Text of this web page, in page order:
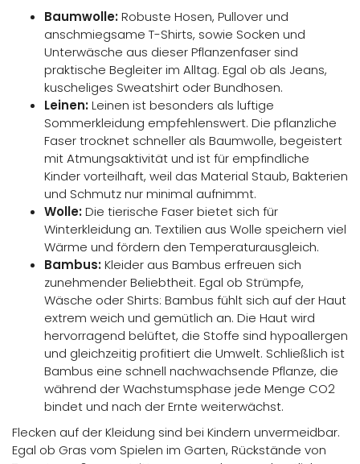
Baumwolle:Robuste Hosen, Pullover und
anschmiegsame T-Shirts, sowie Socken und
Unterwäsche aus dieser Pflanzenfaser sind
praktische Begleiter im Alltag. Egal ob als Jeans,
kuscheliges Sweatshirt oder Bundhosen.
Leinen:Leinen ist besonders als luftige
Sommerkleidung empfehlenswert. Die pflanzliche
Faser trocknet schneller als Baumwolle, begeistert
mit Atmungsaktivität und ist für empfindliche
Kinder vorteilhaft, weil das Material Staub, Bakterien
und Schmutz nur minimal aufnimmt.
Wolle:Die tierische Faser bietet sich für
Winterkleidung an. Textilien aus Wolle speichern viel
Wärme und fördern den Temperaturausgleich.
Bambus:Kleider aus Bambus erfreuen sich
zunehmender Beliebtheit. Egal ob Strümpfe,
Wäsche oder Shirts: Bambus fühlt sich auf der Haut
extrem weich und gemütlich an. Die Haut wird
hervorragend belüftet, die Stoffe sind hypoallergen
und gleichzeitig profitiert die Umwelt. Schließlich ist
Bambus eine schnell nachwachsende Pflanze, die
während der Wachstumsphase jede Menge CO2
bindet und nach der Ernte weiterwächst.
Flecken auf der Kleidung sind bei Kindern unvermeidbar.
Egal ob Gras vom Spielen im Garten, Rückstände von